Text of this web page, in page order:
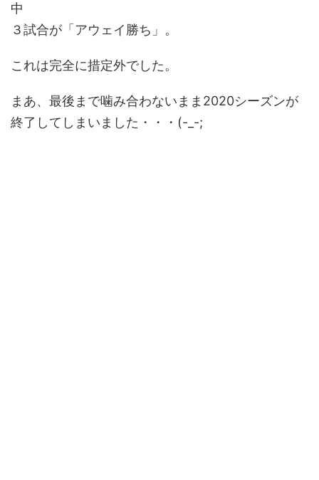
中
３試合が「アウェイ勝ち」。
これは完全に措定外でした。
まあ、最後まで噛み合わないまま2020シーズンが
終了してしまいました・・・(-_-;